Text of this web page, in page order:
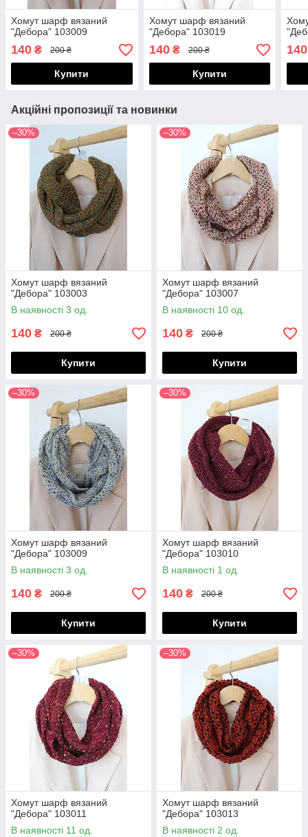
Хомут шарф вязаний
"Дебора" 103009
140 ₴ 200 ₴
Купити
Хомут шарф вязаний
"Дебора" 103019
140₴ 200 ₴
Купити
140
Акційні пропозиції та новинки
–30%
Хомут шарф вязаний
"Дебора" 103003
В наявності 3 од.
140 ₴ 200 ₴
Купити
–30%
Хомут шарф вязаний
"Дебора" 103007
В наявності 10 од.
140 ₴ 200 ₴
Купити
–30%
Хомут шарф вязаний
"Дебора" 103009
В наявності 3 од.
140 ₴ 200 ₴
Купити
–30%
Хомут шарф вязаний
"Дебора" 103010
В наявності 1 од.
140 ₴ 200 ₴
Купити
–30%
Хомут шарф вязаний
"Дебора" 103011
В наявності 11 од.
–30%
Хомут шарф вязаний
"Дебора" 103013
В наявності 2 од.